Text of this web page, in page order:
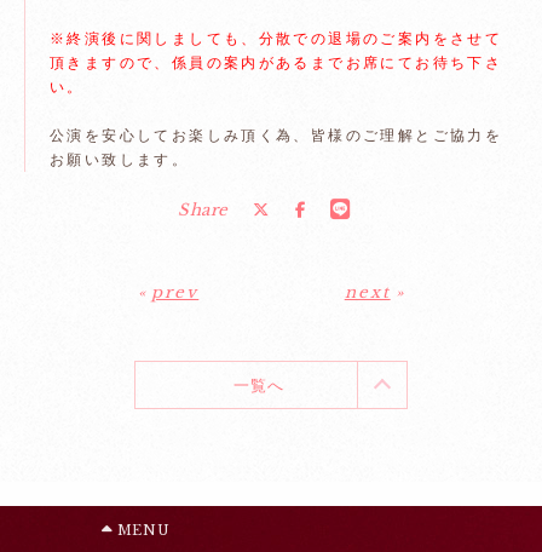
※終演後に関しましても、分散での退場のご案内をさせて
頂きますので、係員の案内があるまでお席にてお待ち下さ
い。
公演を安心してお楽しみ頂く為、皆様のご理解とご協力を
お願い致します。
Share
« prev next »
一覧へ
MENU